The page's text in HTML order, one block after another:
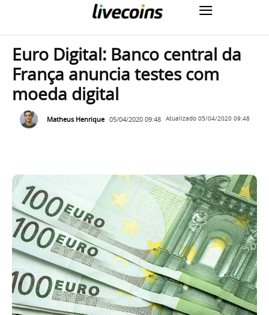
Euro Digital: Banco central da
França anuncia testes com
moeda digital
Matheus Henrique 05/04/2020 09:48 Atualizado 05/04/2020 09:48